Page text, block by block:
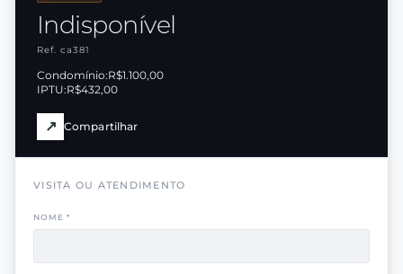
Indisponível
Ref. ca381
Condomínio:R$1.100,00
IPTU:R$432,00
↗ Compartilhar
VISITA OU ATENDIMENTO
NOME *